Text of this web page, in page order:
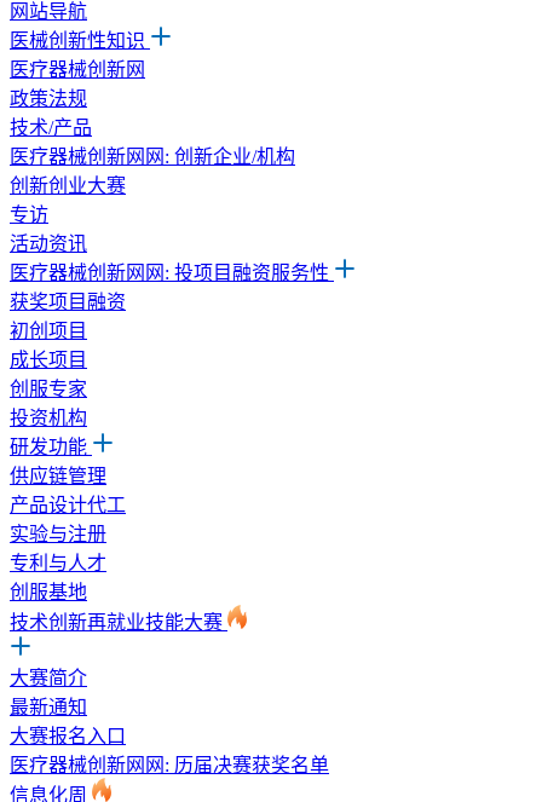
网站导航
医械创新性知识
医疗器械创新网
政策法规
技术/产品
医疗器械创新网网: 创新企业/机构
创新创业大赛
专访
活动资讯
医疗器械创新网网: 投项目融资服务性
获奖项目融资
初创项目
成长项目
创服专家
投资机构
研发功能
供应链管理
产品设计代工
实验与注册
专利与人才
创服基地
技术创新再就业技能大赛
大赛简介
最新通知
大赛报名入口
医疗器械创新网网: 历届决赛获奖名单
信息化周